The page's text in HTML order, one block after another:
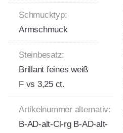
Schmucktyp:
Armschmuck
Steinbesatz:
Brillant feines weiß
F vs 3,25 ct.
Artikelnummer alternativ:
B-AD-alt-Cl-rg B-AD-alt-